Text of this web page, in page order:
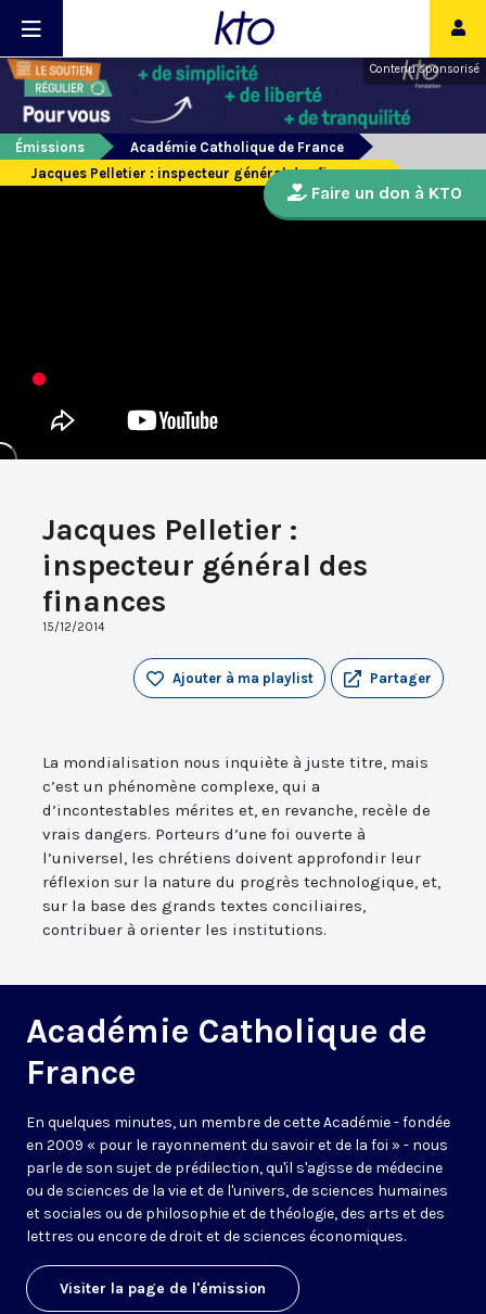
Contenu sponsorisé
Émissions
Académie Catholique de France
Jacques Pelletier : inspecteur général des finances
Jacques Pelletier :
inspecteur général des
finances
15/12/2014
Partager
Ajouter à ma playlist
La mondialisation nous inquiète à juste titre, mais
c’est un phénomène complexe, qui a
d’incontestables mérites et, en revanche, recèle de
vrais dangers. Porteurs d’une foi ouverte à
l’universel, les chrétiens doivent approfondir leur
réflexion sur la nature du progrès technologique, et,
sur la base des grands textes conciliaires,
contribuer à orienter les institutions.
Académie Catholique de
France
En quelques minutes, un membre de cette Académie - fondée
en 2009 « pour le rayonnement du savoir et de la foi » - nous
parle de son sujet de prédilection, qu'il s'agisse de médecine
ou de sciences de la vie et de l'univers, de sciences humaines
et sociales ou de philosophie et de théologie, des arts et des
lettres ou encore de droit et de sciences économiques.
Visiter la page de l'émission
Faire un don à KTO